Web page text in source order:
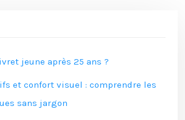
jeune après 25 ans ?
et confort visuel : comprendre les
sans jargon